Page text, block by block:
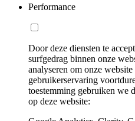
Performance
Door deze diensten te
surfgedrag binnen onze
analyseren om onze
gebruikerservaring
toestemming gebruiken we
op deze website: